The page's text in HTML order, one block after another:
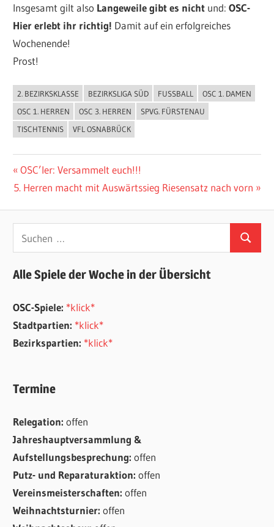
Insgesamt gilt also Langeweile gibt es nicht und:OSC-
Hier erlebt ihr richtig! Damit auf ein erfolgreiches
Wochenende!
Prost!
ALLGEMEIN
2. BEZIRKSKLASSE BEZIRKSLIGA SÜD FUSSBALL
OSC 1. DAMEN
OSC 1. HERREN
OSC 3. HERREN
SPVG. FÜRSTENAU
TISCHTENNIS
VFL OSNABRÜCK
Beitragsnavigation
Vorheriger
Beitrag:
OSC’ler: Versammelt euch!!!
Nächster
5. Herren macht mit Auswärtssieg Riesensatz nach vorn
nach:
Suchen
Alle Spiele der Woche in der Übersicht
OSC-Spiele: *klick*
Stadtpartien: *klick*
Bezirkspartien: *klick*
Termine
Relegation:offen
Jahreshauptversammlung &
Aufstellungsbesprechung:offen
Putz- und Reparaturaktion:offen
Vereinsmeisterschaften:offen
Weihnachtsturnier:offen